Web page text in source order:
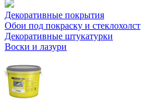
Декоративные покрытия
Обои под покраску и стеклохолст
Декоративные штукатурки
Воски и лазури